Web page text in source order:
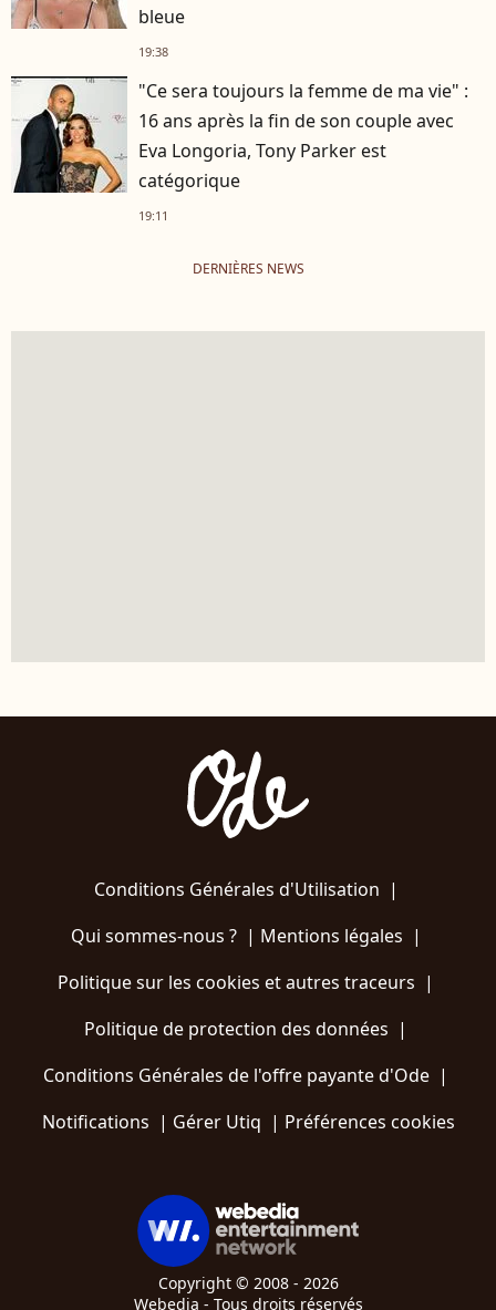
bleue
19:38
"Ce sera toujours la femme de ma vie" :
16 ans après la fin de son couple avec
Eva Longoria, Tony Parker est
catégorique
19:11
DERNIÈRES NEWS
Conditions Générales d'Utilisation |
Qui sommes-nous ?| Mentions légales |
Politique sur les cookies et autres traceurs |
Politique de protection des données |
Conditions Générales de l'offre payante d'Ode |
Notifications | Gérer Utiq | Préférences cookies
Copyright © 2008 - 2026
Webedia - Tous droits réservés